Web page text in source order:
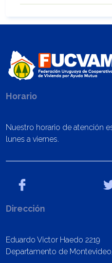
Horario
Nuestro horario de atención
lunes a viernes.
Dirección
Eduardo Victor Haedo 2219
Departamento de